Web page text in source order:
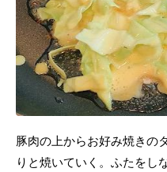
豚肉の上からお好み焼きの
りと焼いていく。ふたをし